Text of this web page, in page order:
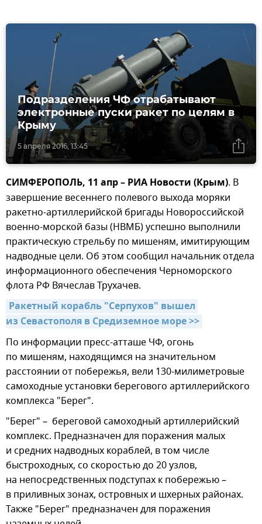
5 апреля 2016, 13:45
Подразделения ЧФ отрабатывают
электронные пуски ракет по целям в
Крыму
СИМФЕРОПОЛЬ, 11 апр – РИА Новости (Крым). В
завершение весеннего полевого выхода моряки
ракетно-артиллерийской бригады Новороссийской
военно-морской базы (НВМБ) успешно выполнили
практическую стрельбу по мишеням, имитирующим
надводные цели. Об этом сообщил начальник отдела
информационного обеспечения Черноморского
флота РФ Вячеслав Трухачев.
Ракетный корабль "Серпухов" вышел
из Севастополя в Средиземное море >>
По информации пресс-атташе ЧФ, огонь
по мишеням, находящимся на значительном
расстоянии от побережья, вели 130-милиметровые
самоходные установки берегового артиллерийского
комплекса "Берег".
"Берег" – береговой самоходный артиллерийский
комплекс. Предназначен для поражения малых
и средних надводных кораблей, в том числе
быстроходных, со скоростью до 20 узлов,
на непосредственных подступах к побережью –
в приливных зонах, островных и шхерных районах.
Также "Берег" предназначен для поражения